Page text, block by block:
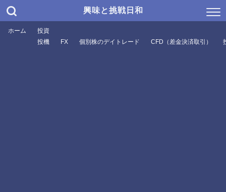
興味と挑戦日和
ホーム
投資
投機
FX 個別株のデイトレード CFD（差金決済取引）